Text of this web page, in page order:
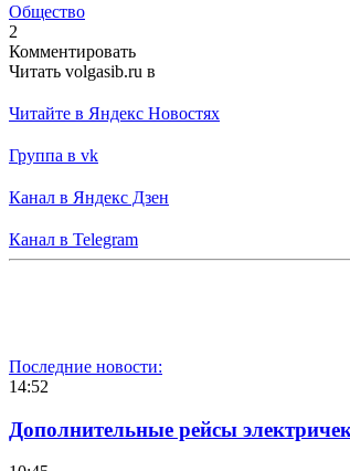
Общество
2
Комментировать
Читать volgasib.ru в
Читайте в Яндекс Новостях
Группа в vk
Канал в Яндекс Дзен
Канал в Telegram
Последние новости:
14:52
Дополнительные рейсы